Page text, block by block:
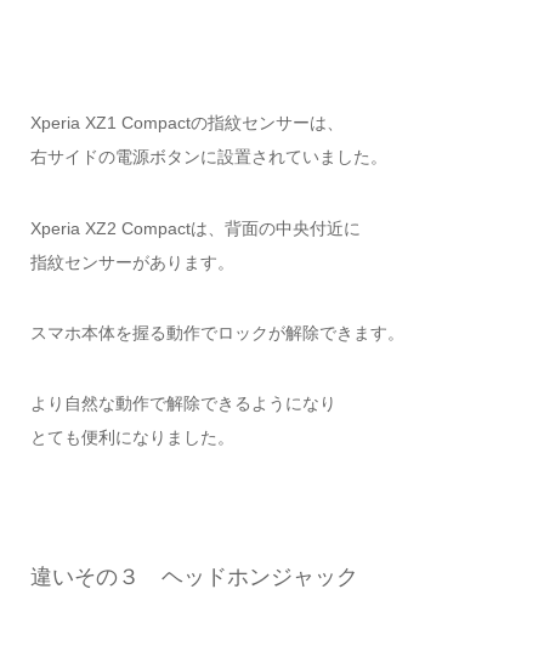
Xperia XZ1 Compactの指紋センサーは、
右サイドの電源ボタンに設置されていました。
Xperia XZ2 Compactは、背面の中央付近に
指紋センサーがあります。
スマホ本体を握る動作でロックが解除できます。
より自然な動作で解除できるようになり
とても便利になりました。
違いその３ ヘッドホンジャック